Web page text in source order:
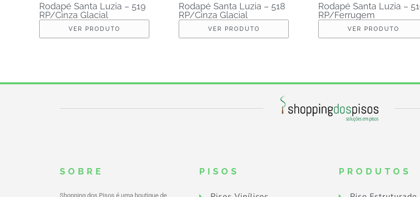
Rodapé Santa Luzia – 519
RP/Cinza Glacial
VER PRODUTO
Rodapé Santa Luzia – 518
RP/Cinza Glacial
VER PRODUTO
Rodapé Santa Luzia –
RP/Ferrugem
VER PRODUTO
SOBRE
Shopping dos Pisos é uma boutique de
PISOS PRODUTOS